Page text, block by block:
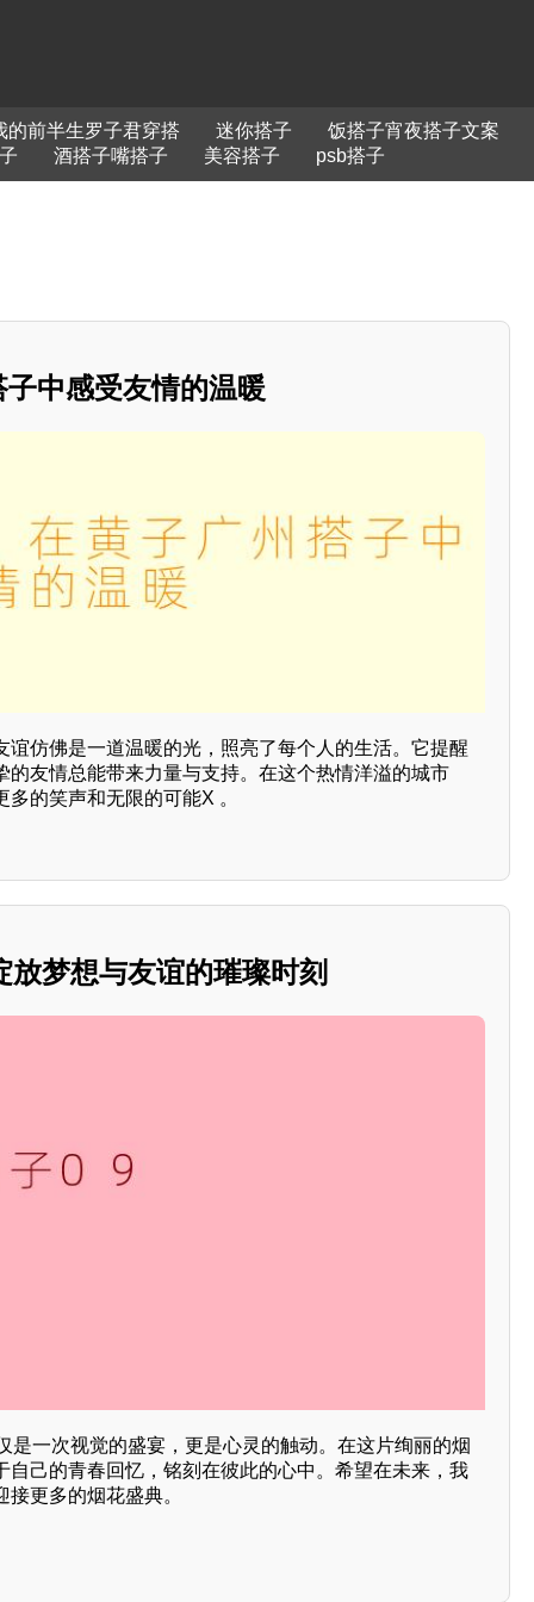
的前半生罗子君穿搭 迷你搭子
饭搭子宵夜搭子文案
酒搭子嘴搭子 美容搭子 psb搭子
中感受友情的温暖
谊仿佛是一道温暖的光，照亮了每个人的生活。它提醒
的友情总能带来力量与支持。在这个热情洋溢的城市
的笑声和无限的可能X 。
放梦想与友谊的璀璨时刻
是一次视觉的盛宴，更是心灵的触动。在这片绚丽的烟
自己的青春回忆，铭刻在彼此的心中。希望在未来，我
更多的烟花盛典。